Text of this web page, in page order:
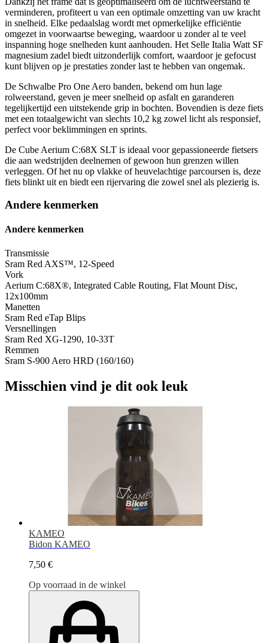
verminderen, profiteert u van een optimale omzetting van uw kracht
in snelheid. Elke pedaalslag wordt met opmerkelijke efficiëntie
omgezet in voorwaartse beweging, waardoor u zonder al te veel
inspanning hoge snelheden kunt aanhouden. Het Selle Italia Watt SF
magnesium zadel biedt uitzonderlijk comfort, waardoor je gefocust
kunt blijven op je prestaties zonder last te hebben van ongemak.
De Schwalbe Pro One Aero banden, bekend om hun lage
rolweerstand, geven je meer snelheid op asfalt en garanderen
tegelijkertijd een uitstekende grip in bochten. Bovendien is deze fiets
met een totaalgewicht van slechts 10,2 kg zowel licht als responsief,
perfect voor beklimmingen en sprints.
De Cube Aerium C:68X SLT is ideaal voor gepassioneerde fietsers
die aan wedstrijden deelnemen of gewoon hun grenzen willen
verleggen. Of het nu op vlakke of heuvelachtige parcoursen is, deze
fiets blinkt uit en biedt een rijervaring die zowel snel als plezierig is.
Andere kenmerken
Andere kenmerken
Transmissie
Sram Red AXS™, 12-Speed
Vork
Aerium C:68X®, Integrated Cable Routing, Flat Mount Disc,
12x100mm
Manetten
Sram Red eTap Blips
Versnellingen
Sram Red XG-1290, 10-33T
Remmen
Sram S-900 Aero HRD (160/160)
Misschien vind je dit ook leuk
KAMEO
Bidon KAMEO
7,50 €
Op voorraad in de winkel